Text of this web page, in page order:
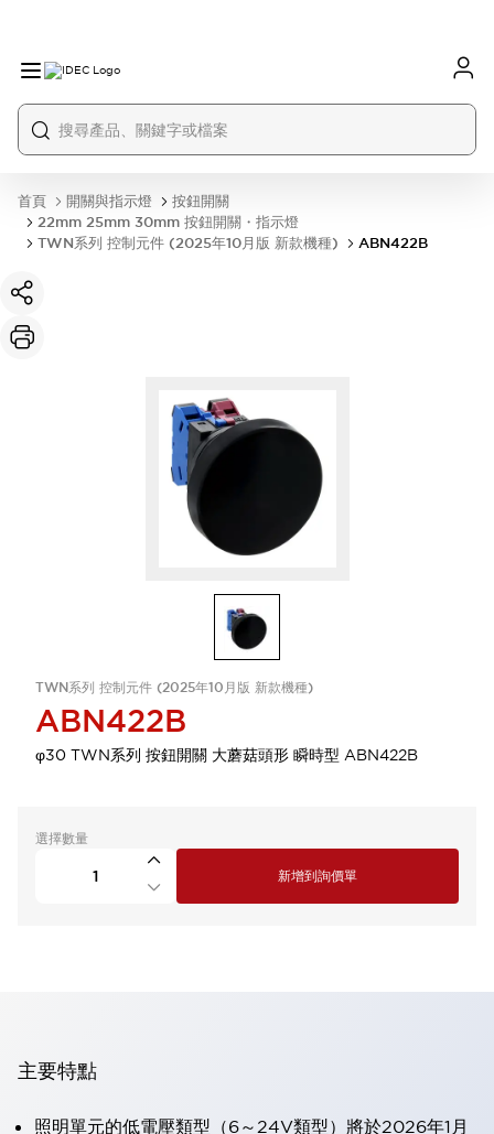
首頁 開關與指示燈
按鈕開關
22mm 25mm 30mm 按鈕開關・指示燈
TWN系列 控制元件 (2025年10月版 新款機種)
ABN422B
TWN系列 控制元件 (2025年10月版 新款機種)
ABN422B
φ30 TWN系列 按鈕開關 大蘑菇頭形 瞬時型 ABN422B
選擇數量
新增到詢價單
主要特點
照明單元的低電壓類型（6～24V類型）將於2026年1月